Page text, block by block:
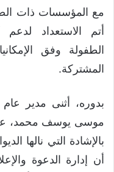
مع المؤسسات ذات
أتم الاستعداد لدعم
الطفولة وفق
المشتركة.
بدوره، أثنى مدير عام
موسى يوسف محمد، على
بالإشادة التي نالها
أن إدارة الدعوة